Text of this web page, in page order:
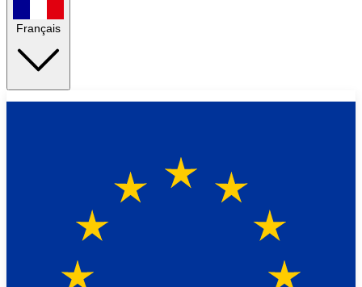
Français